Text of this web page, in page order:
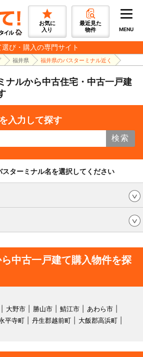
お気に
入り
最近見た
物件
MENU
び・購入の専門サイト
福井県 福井県のバスターミナル近く
ナルから中古住宅・中古一戸建
入力して探す
検索
ターミナル名を選択してください
中古一戸建て購入物件を探
大野市 勝山市 鯖江市
あわら市
平寺町 丹生郡越前町 大飯郡高浜町